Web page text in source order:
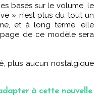
basés sur le volume, le
» n’est plus du tout un
et à long terme, elle
de ce modèle sera
plus aucun nostalgique
à cette nouvelle